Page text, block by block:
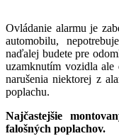
Ovládanie alarmu je
automobilu,
naďalej budete pre
uzamknutím vozidla
narušenia niektorej z
poplachu.
Najčastejšie
falošných poplachov.